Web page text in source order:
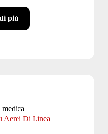
più
Aerei Di Linea